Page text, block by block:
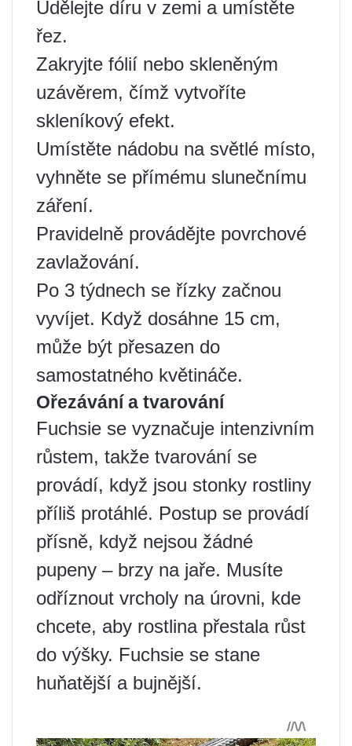
Udělejte díru v zemi a umístěte
řez.
Zakryjte fólií nebo skleněným
uzávěrem, čímž vytvoříte
skleníkový efekt.
Umístěte nádobu na světlé místo,
vyhněte se přímému slunečnímu
záření.
Pravidelně provádějte povrchové
zavlažování.
Po 3 týdnech se řízky začnou
vyvíjet. Když dosáhne 15 cm,
může být přesazen do
samostatného květináče.
Ořezávání a tvarování
Fuchsie se vyznačuje intenzivním
růstem, takže tvarování se
provádí, když jsou stonky rostliny
příliš protáhlé. Postup se provádí
přísně, když nejsou žádné
pupeny – brzy na jaře. Musíte
odříznout vrcholy na úrovni, kde
chcete, aby rostlina přestala růst
do výšky. Fuchsie se stane
huňatější a bujnější.